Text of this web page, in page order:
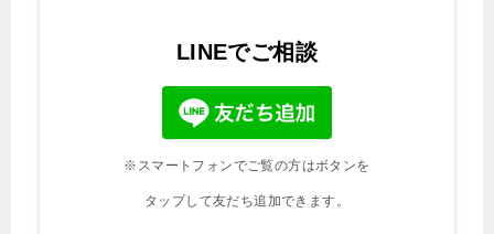
LINEでご相談
※スマートフォンでご覧の方はボタンを
タップして友だち追加できます。